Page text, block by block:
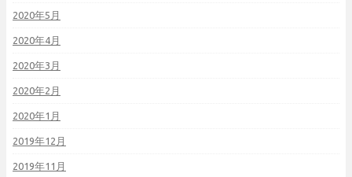
2020年5月
2020年4月
2020年3月
2020年2月
2020年1月
2019年12月
2019年11月